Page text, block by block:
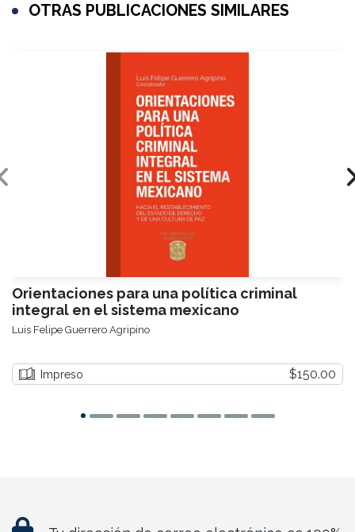
OTRAS PUBLICACIONES SIMILARES
Orientaciones para una política criminal
integral en el sistema mexicano
Luis Felipe Guerrero Agripino
Impreso $150.00